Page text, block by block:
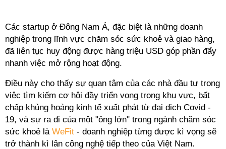
Các startup ở Đông Nam Á, đặc biệt là những doanh
nghiệp trong lĩnh vực chăm sóc sức khoẻ và giao hàng,
đã liên tục huy động được hàng triệu USD góp phần đẩy
nhanh việc mở rộng hoạt động.
Điều này cho thấy sự quan tâm của các nhà đầu tư trong
việc tìm kiếm cơ hội đầy triển vọng trong khu vực, bất
chấp khủng hoảng kinh tế xuất phát từ đại dịch Covid -
19, và sự ra đi của một "ông lớn" trong ngành chăm sóc
sức khoẻ là WeFit - doanh nghiệp từng được kì vọng sẽ
trở thành kì lân công nghệ tiếp theo của Việt Nam.